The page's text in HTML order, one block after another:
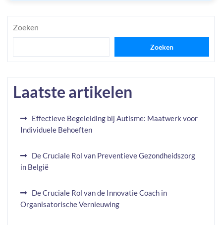
Zoeken
Zoeken
Laatste artikelen
Effectieve Begeleiding bij Autisme: Maatwerk voor
Individuele Behoeften
De Cruciale Rol van Preventieve Gezondheidszorg
in België
De Cruciale Rol van de Innovatie Coach in
Organisatorische Vernieuwing